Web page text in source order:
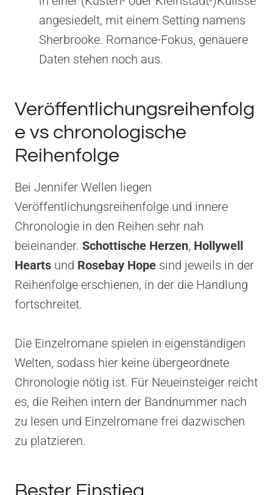
angesiedelt, mit einem Setting namens
Sherbrooke. Romance-Fokus, genauere
Daten stehen noch aus.
Veröffentlichungsreihenfolg
e vs chronologische
Reihenfolge
Bei Jennifer Wellen liegen
Veröffentlichungsreihenfolge und innere
Chronologie in den Reihen sehr nah
beieinander. Schottische Herzen, Hollywell
Hearts und Rosebay Hope sind jeweils in der
Reihenfolge erschienen, in der die Handlung
fortschreitet.
Die Einzelromane spielen in eigenständigen
Welten, sodass hier keine übergeordnete
Chronologie nötig ist. Für Neueinsteiger reicht
es, die Reihen intern der Bandnummer nach
zu lesen und Einzelromane frei dazwischen
zu platzieren.
Bester Einstieg